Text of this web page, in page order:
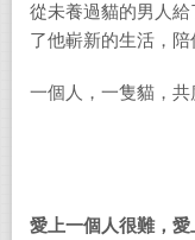
從未養過貓的男人
了他嶄新的生活，陪
一個人，一隻貓，
愛上一個人很難，愛